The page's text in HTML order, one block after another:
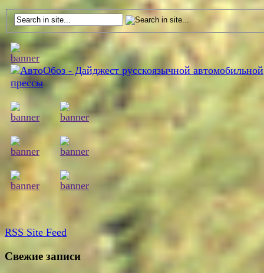
RSS Site Feed
Свежие записи